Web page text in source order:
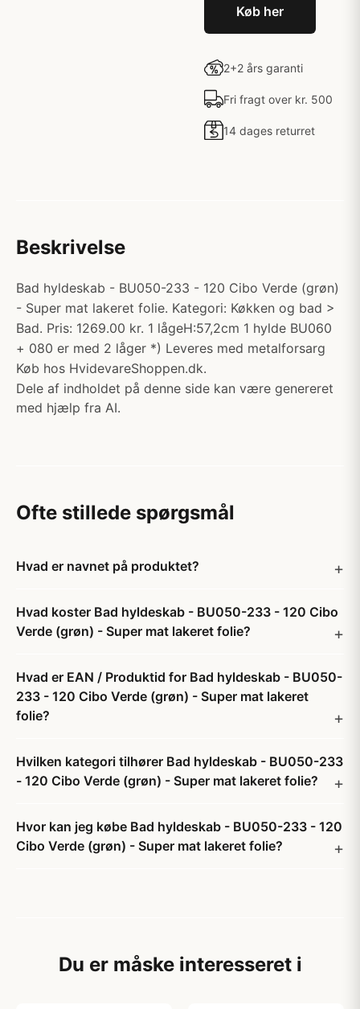
Køb her
2+2 års garanti
Fri fragt over kr. 500
14 dages returret
Beskrivelse
Bad hyldeskab - BU050-233 - 120 Cibo Verde (grøn)
- Super mat lakeret folie. Kategori: Køkken og bad >
Bad. Pris: 1269.00 kr. 1 lågeH:57,2cm 1 hylde BU060
+ 080 er med 2 låger *) Leveres med metalforsarg
Køb hos HvidevareShoppen.dk.
Dele af indholdet på denne side kan være genereret
med hjælp fra AI.
Ofte stillede spørgsmål
Hvad er navnet på produktet?
Hvad koster Bad hyldeskab - BU050-233 - 120 Cibo
Verde (grøn) - Super mat lakeret folie?
Hvad er EAN / Produktid for Bad hyldeskab - BU050-
233 - 120 Cibo Verde (grøn) - Super mat lakeret
folie?
Hvilken kategori tilhører Bad hyldeskab - BU050-233
- 120 Cibo Verde (grøn) - Super mat lakeret folie?
Hvor kan jeg købe Bad hyldeskab - BU050-233 - 120
Cibo Verde (grøn) - Super mat lakeret folie?
Du er måske interesseret i